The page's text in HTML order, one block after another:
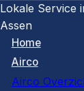
Lokale Service
Assen
Home
Airco
Airco